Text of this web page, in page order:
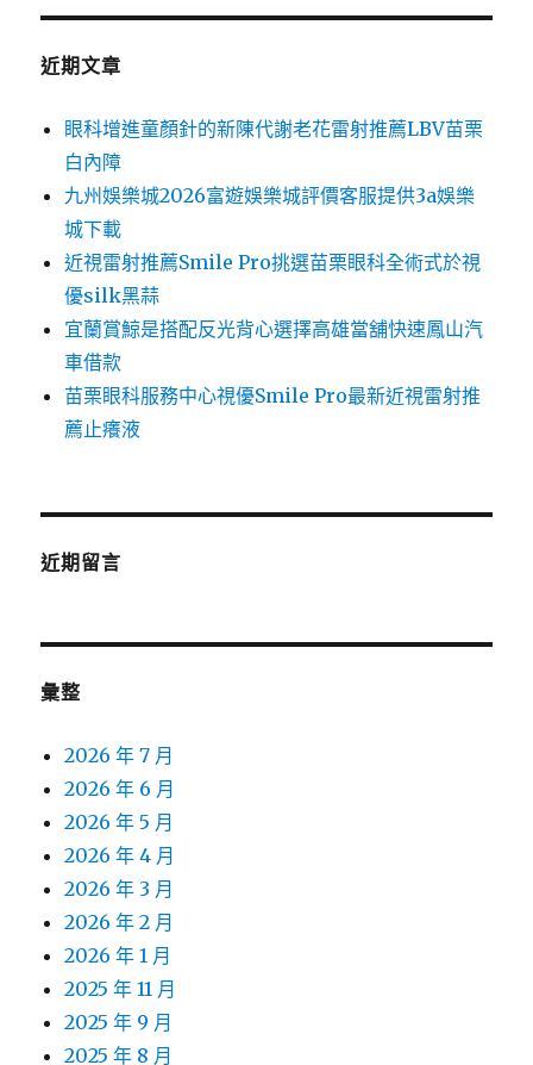
近期文章
眼科增進童顏針的新陳代謝老花雷射推薦LBV苗栗
白內障
九州娛樂城2026富遊娛樂城評價客服提供3a娛樂
城下載
近視雷射推薦Smile Pro挑選苗栗眼科全術式於視
優silk黑蒜
宜蘭賞鯨是搭配反光背心選擇高雄當舖快速鳳山汽
車借款
苗栗眼科服務中心視優Smile Pro最新近視雷射推
薦止癢液
近期留言
彙整
2026 年 7 月
2026 年 6 月
2026 年 5 月
2026 年 4 月
2026 年 3 月
2026 年 2 月
2026 年 1 月
2025 年 11 月
2025 年 9 月
2025 年 8 月